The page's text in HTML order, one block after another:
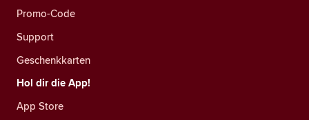
Promo-Code
Support
Geschenkkarten
Hol dir die App!
App Store